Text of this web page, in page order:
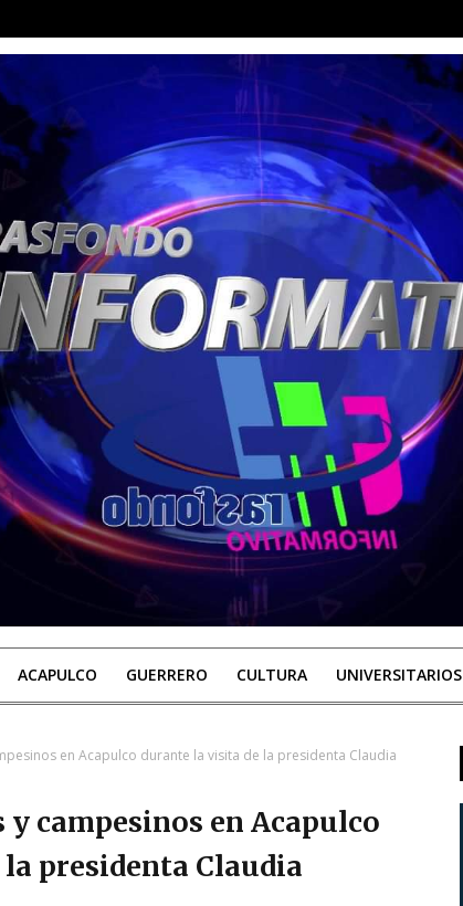
ACAPULCO GUERRERO CULTURA UNIVERSITARIOS
en Acapulco durante la visita de la presidenta Claudia
campesinos en Acapulco
presidenta Claudia